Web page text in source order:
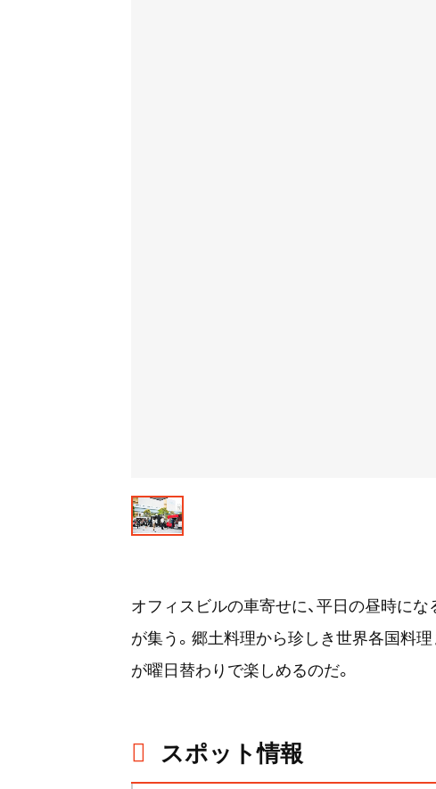
オフィスビルの車寄せに、平日の昼時に
が集う。郷土料理から珍しき世界各国料
が曜日替わりで楽しめるのだ。
スポット情報